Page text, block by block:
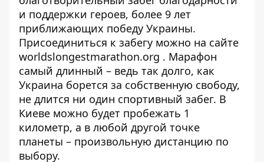
и поддержки героев, более 9 лет
приближающих победу Украины.
Присоединиться к забегу можно на сайте
worldslongestmarathon.org . Марафон
самый длинный – ведь так долго, как
Украина борется за собственную свободу,
не длится ни один спортивный забег. В
Киеве можно будет пробежать 1
километр, а в любой другой точке
планеты – произвольную дистанцию ​​по
выбору.